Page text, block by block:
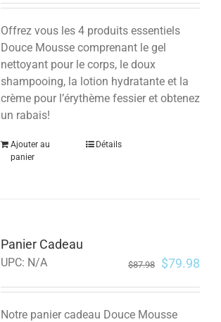
Offrez vous les 4 produits essentiels
Douce Mousse comprenant le gel
nettoyant pour le corps, le doux
shampooing, la lotion hydratante et la
crème pour l’érythème fessier et obtenez
un rabais!
Ajouter au
panier
Détails
Panier Cadeau
UPC: N/A $87.98 $79.98
Notre panier cadeau Douce Mousse